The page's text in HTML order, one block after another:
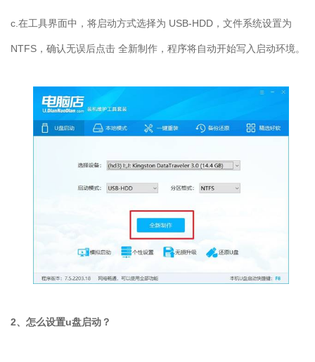
c.在工具界面中，将启动方式选择为 USB-HDD，文件系统设置为
NTFS，确认无误后点击 全新制作，程序将自动开始写入启动环境。
2、怎么设置u盘启动？